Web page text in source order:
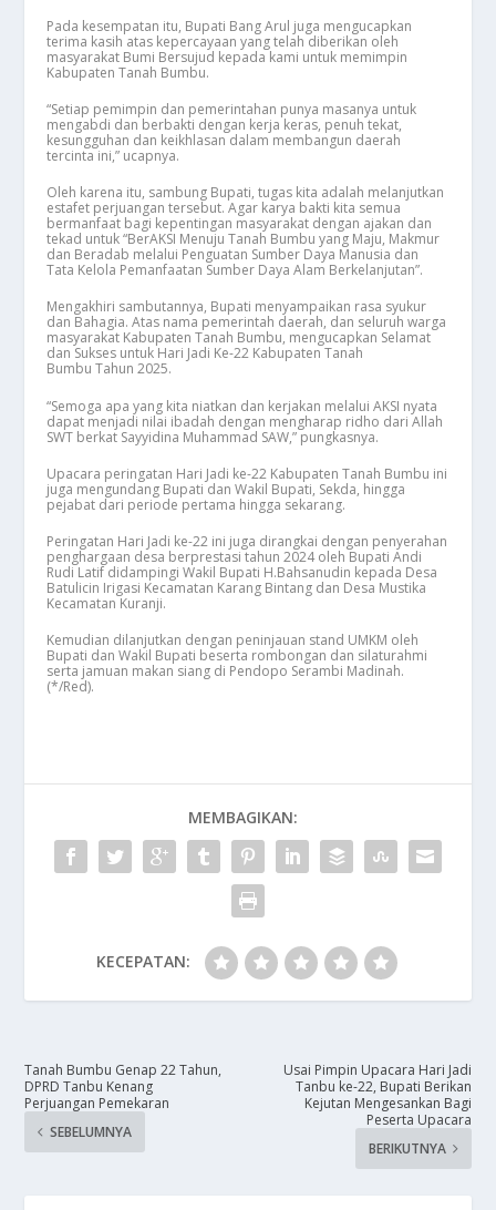
Pada kesempatan itu, Bupati Bang Arul juga mengucapkan
terima kasih atas kepercayaan yang telah diberikan oleh
masyarakat Bumi Bersujud kepada kami untuk memimpin
Kabupaten Tanah Bumbu.
“Setiap pemimpin dan pemerintahan punya masanya untuk
mengabdi dan berbakti dengan kerja keras, penuh tekat,
kesungguhan dan keikhlasan dalam membangun daerah
tercinta ini,” ucapnya.
Oleh karena itu, sambung Bupati, tugas kita adalah melanjutkan
estafet perjuangan tersebut. Agar karya bakti kita semua
bermanfaat bagi kepentingan masyarakat dengan ajakan dan
tekad untuk “BerAKSI Menuju Tanah Bumbu yang Maju, Makmur
dan Beradab melalui Penguatan Sumber Daya Manusia dan
Tata Kelola Pemanfaatan Sumber Daya Alam Berkelanjutan”.
Mengakhiri sambutannya, Bupati menyampaikan rasa syukur
dan Bahagia. Atas nama pemerintah daerah, dan seluruh warga
masyarakat Kabupaten Tanah Bumbu, mengucapkan Selamat
dan Sukses untuk Hari Jadi Ke-22 Kabupaten Tanah
Bumbu Tahun 2025.
“Semoga apa yang kita niatkan dan kerjakan melalui AKSI nyata
dapat menjadi nilai ibadah dengan mengharap ridho dari Allah
SWT berkat Sayyidina Muhammad SAW,” pungkasnya.
Upacara peringatan Hari Jadi ke-22 Kabupaten Tanah Bumbu ini
juga mengundang Bupati dan Wakil Bupati, Sekda, hingga
pejabat dari periode pertama hingga sekarang.
Peringatan Hari Jadi ke-22 ini juga dirangkai dengan penyerahan
penghargaan desa berprestasi tahun 2024 oleh Bupati Andi
Rudi Latif didampingi Wakil Bupati H.Bahsanudin kepada Desa
Batulicin Irigasi Kecamatan Karang Bintang dan Desa Mustika
Kecamatan Kuranji.
Kemudian dilanjutkan dengan peninjauan stand UMKM oleh
Bupati dan Wakil Bupati beserta rombongan dan silaturahmi
serta jamuan makan siang di Pendopo Serambi Madinah.
(*/Red).
MEMBAGIKAN:
KECEPATAN:
Tanah Bumbu Genap 22 Tahun,
DPRD Tanbu Kenang
Perjuangan Pemekaran
SEBELUMNYA
Usai Pimpin Upacara Hari Jadi
Tanbu ke-22, Bupati Berikan
Kejutan Mengesankan Bagi
Peserta Upacara
BERIKUTNYA